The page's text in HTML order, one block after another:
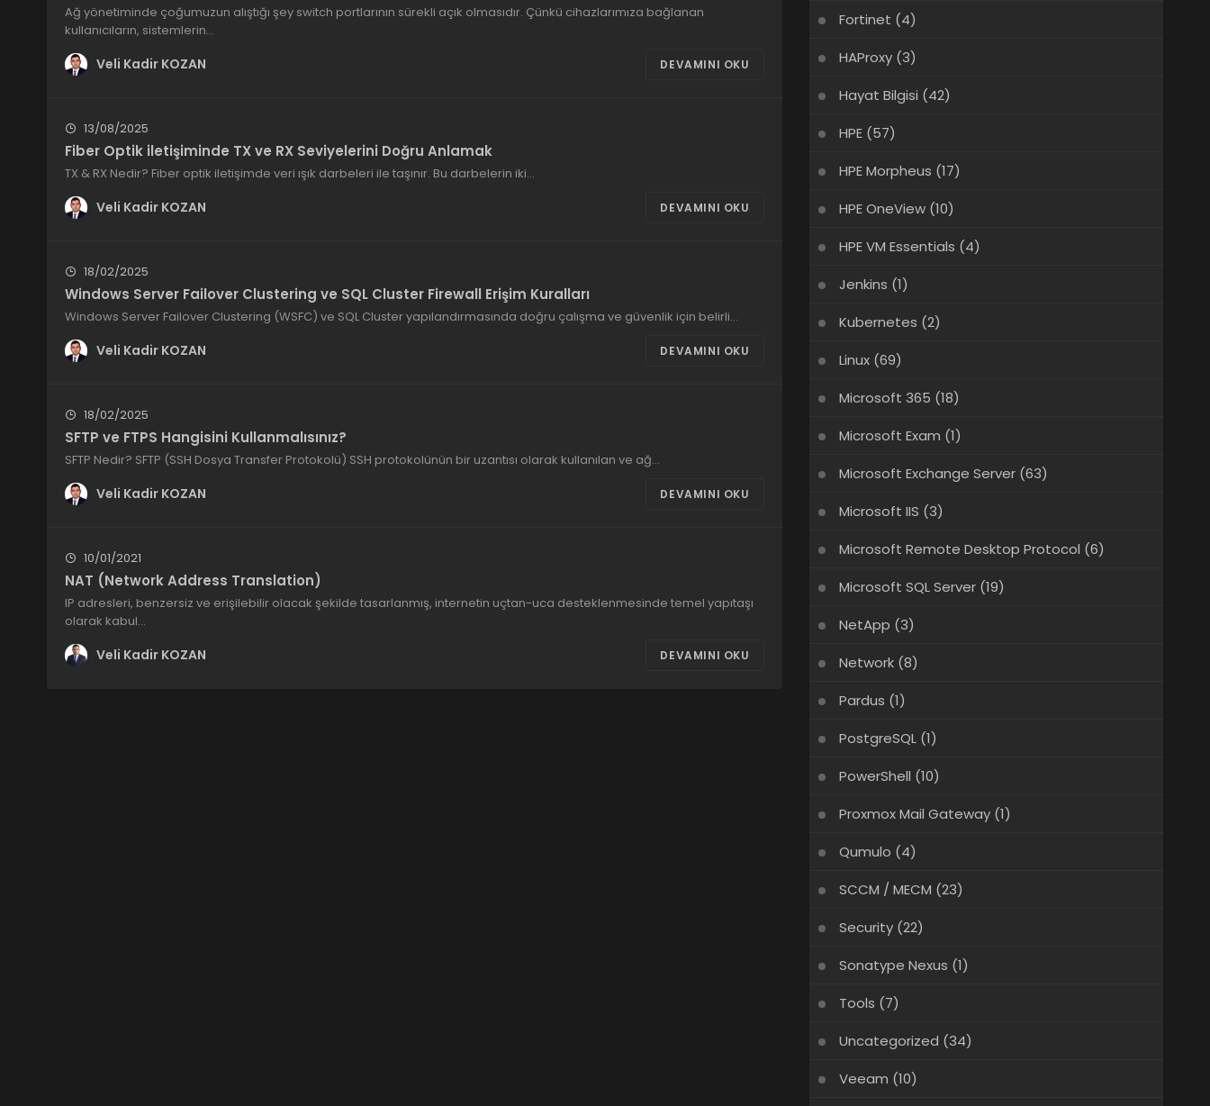
Ağ yönetiminde çoğumuzun alıştığı şey switch portlarının sürekli açık olmasıdır. Çünkü cihazlarımıza bağlanan
kullanıcıların, sistemlerin…
Veli Kadir KOZAN DEVAMINI OKU
13/08/2025
Fiber Optik iletişiminde TX ve RX Seviyelerini Doğru Anlamak
TX & RX Nedir? Fiber optik iletişimde veri ışık darbeleri ile taşınır. Bu darbelerin iki…
Veli Kadir KOZAN DEVAMINI OKU
18/02/2025
Windows Server Failover Clustering ve SQL Cluster Firewall Erişim Kuralları
Windows Server Failover Clustering (WSFC) ve SQL Cluster yapılandırmasında doğru çalışma ve güvenlik için belirli…
Veli Kadir KOZAN DEVAMINI OKU
18/02/2025
SFTP ve FTPS Hangisini Kullanmalısınız?
SFTP Nedir? SFTP (SSH Dosya Transfer Protokolü) SSH protokolünün bir uzantısı olarak kullanılan ve ağ…
Veli Kadir KOZAN DEVAMINI OKU
10/01/2021
NAT (Network Address Translation)
IP adresleri, benzersiz ve erişilebilir olacak şekilde tasarlanmış, internetin uçtan-uca desteklenmesinde temel yapıtaşı
olarak kabul…
Veli Kadir KOZAN DEVAMINI OKU
Fortinet (4)
HAProxy(3)
Hayat Bilgisi (42)
HPE(57)
HPE Morpheus (17)
HPE OneView(10)
HPE VM Essentials (4)
Jenkins (1)
Kubernetes (2)
Linux(69)
Microsoft 365 (18)
Microsoft Exam (1)
Microsoft Exchange Server(63)
Microsoft IIS (3)
Microsoft Remote Desktop Protocol (6)
Microsoft SQL Server(19)
NetApp (3)
Network(8)
Pardus (1)
PostgreSQL(1)
PowerShell (10)
Proxmox Mail Gateway(1)
Qumulo (4)
SCCM / MECM (23)
Security(22)
Sonatype Nexus (1)
Tools (7)
Uncategorized (34)
Veeam (10)